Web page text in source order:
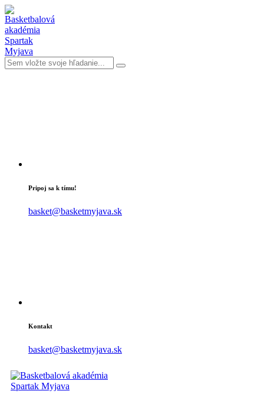
Pripoj sa k tímu!
basket@basketmyjava.sk
Kontakt
basket@basketmyjava.sk